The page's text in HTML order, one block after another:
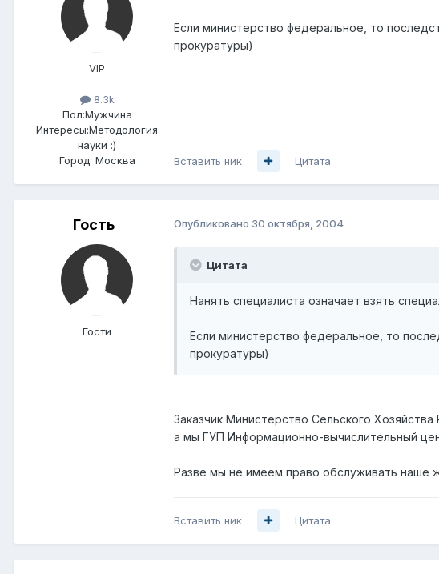
VIP
8.3k
Пол:Мужчина
Интересы:Методология
науки :)
Город: Москва
Если министерство федеральное, то
прокуратуры)
Вставить ник Цитата
Гость
Гости
Опубликовано 30 октября, 2004
Цитата
Нанять специалиста означает взять
Если министерство федеральное, то
прокуратуры)
Заказчик Министерство Сельского Хозяйства
а мы ГУП Информационно-вычислительный
Разве мы не имеем право обслуживать наше
Вставить ник Цитата